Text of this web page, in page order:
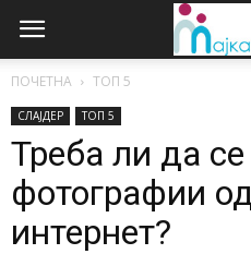
ПОЧЕТНА ТОП 5
СЛАЈДЕР ТОП 5
Треба ли да се
фотографии
интернет?